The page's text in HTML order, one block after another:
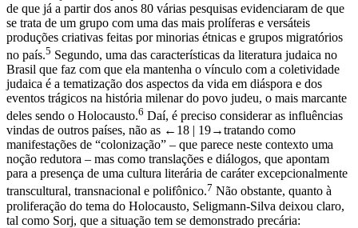
A formulação de Sorj requere uma revisão. Primeiro, devido ao fato
de que já a partir dos anos 80 várias pesquisas evidenciaram de que
se trata de um grupo com uma das mais prolíferas e versáteis
produções criativas feitas por minorias étnicas e grupos migratórios
no país.5Segundo, uma das características da literatura judaica no
Brasil que faz com que ela mantenha o vínculo com a coletividade
judaica é a tematização dos aspectos da vida em diáspora e dos
eventos trágicos na história milenar do povo judeu, o mais marcante
deles sendo o Holocausto.6Daí, é preciso considerar as influências
vindas de outros países, não as←18 | 19→tratando como
manifestações de “colonização” – que parece neste contexto uma
noção redutora – mas como translações e diálogos, que apontam
para a presença de uma cultura literária de caráter excepcionalmente
transcultural, transnacional e polifônico.7Não obstante, quanto à
proliferação do tema do Holocausto, Seligmann-Silva deixou claro,